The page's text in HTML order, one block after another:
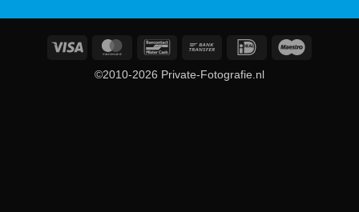
Visa MasterCardBancontactBank
IDeal
©2010-2026 Private-Fotografie.nl